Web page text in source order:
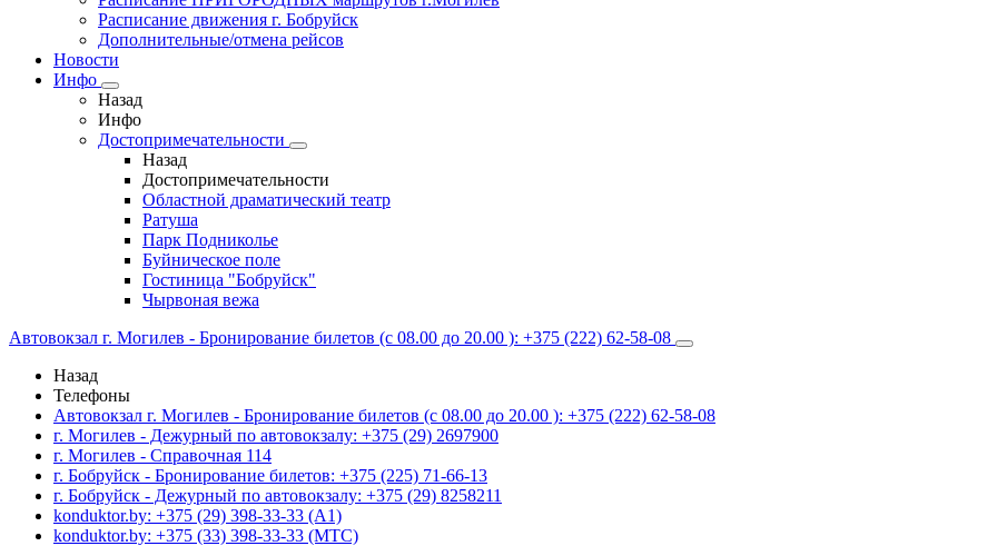
Расписание движения г. Бобруйск
Дополнительные/отмена рейсов
Новости
Инфо
Назад
Инфо
Достопримечательности
Назад
Достопримечательности
Областной драматический театр
Ратуша
Парк Подниколье
Буйническое поле
Гостиница "Бобруйск"
Чырвоная вежа
Автовокзал г. Могилев - Бронирование билетов (с 08.00 до 20.00 ): +375 (222) 62-58-08
Назад
Телефоны
Автовокзал г. Могилев - Бронирование билетов (с 08.00 до 20.00 ): +375 (222) 62-58-08
г. Могилев - Дежурный по автовокзалу: +375 (29) 2697900
г. Могилев - Справочная 114
г. Бобруйск - Бронирование билетов: +375 (225) 71-66-13
г. Бобруйск - Дежурный по автовокзалу: +375 (29) 8258211
konduktor.by: +375 (29) 398-33-33 (A1)
konduktor.by: +375 (33) 398-33-33 (МТС)